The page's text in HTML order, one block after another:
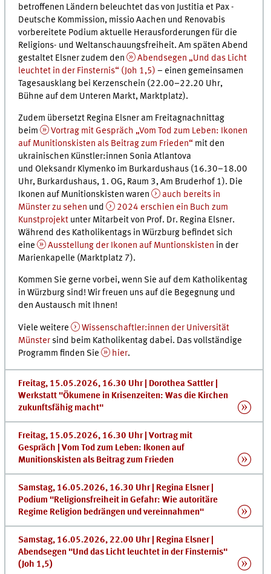
betroffenen Ländern beleuchtet das von Justitia et Pax -
Deutsche Kommission, missio Aachen und Renovabis
vorbereitete Podium aktuelle Herausforderungen für die
Religions- und Weltanschauungsfreiheit. Am späten Abend
gestaltet Elsner zudem den
Abendsegen „Und das Licht
leuchtet in der Finsternis“ (Joh 1,5) – einen gemeinsamen
Tagesausklang bei Kerzenschein (22.00–22.20 Uhr,
Bühne auf dem Unteren Markt, Marktplatz).
Zudem übersetzt Regina Elsner am Freitagnachnittag
beim
Vortrag mit Gespräch „Vom Tod zum Leben: Ikonen
auf Munitionskisten als Beitrag zum Frieden“ mit den
ukrainischen Künstler:innen Sonia Atlantova
und Oleksandr Klymenko im Burkardushaus (16.30–18.00
Uhr, Burkardushaus, 1. OG, Raum 3, Am Bruderhof 1). Die
Ikonen auf Munitionskisten waren
auch bereits in
Münster zu sehen und
2024 erschien ein Buch zum
Kunstprojekt unter Mitarbeit von Prof. Dr. Regina Elsner.
Während des Katholikentags in Würzburg befindet sich
eine
Ausstellung der Ikonen auf Muntionskisten in der
Marienkapelle (Marktplatz 7).
Kommen Sie gerne vorbei, wenn Sie auf dem Katholikentag
in Würzburg sind! Wir freuen uns auf die Begegnung und
den Austausch mit Ihnen!
Viele weitere
Wissenschaftler:innen der Universität
Münster sind beim Katholikentag dabei. Das vollständige
Programm finden Sie
hier.
Freitag, 15.05.2026, 16.30 Uhr | Dorothea Sattler |
Werkstatt "Ökumene in Krisenzeiten: Was die Kirchen
zukunftsfähig macht"
Freitag, 15.05.2026, 16.30 Uhr | Vortrag mit
Gespräch | Vom Tod zum Leben: Ikonen auf
Munitionskisten als Beitrag zum Frieden
Samstag, 16.05.2026, 16.30 Uhr | Regina Elsner |
Podium "Religionsfreiheit in Gefahr: Wie autoritäre
Regime Religion bedrängen und vereinnahmen"
Samstag, 16.05.2026, 22.00 Uhr | Regina Elsner |
Abendsegen "Und das Licht leuchtet in der Finsternis"
(Joh 1,5)